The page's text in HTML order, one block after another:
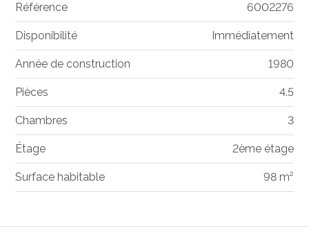
Référence 6002276
Disponibilité Immédiatement
Année de construction 1980
Pièces 4.5
Chambres 3
Étage 2ème étage
Surface habitable 98 m²